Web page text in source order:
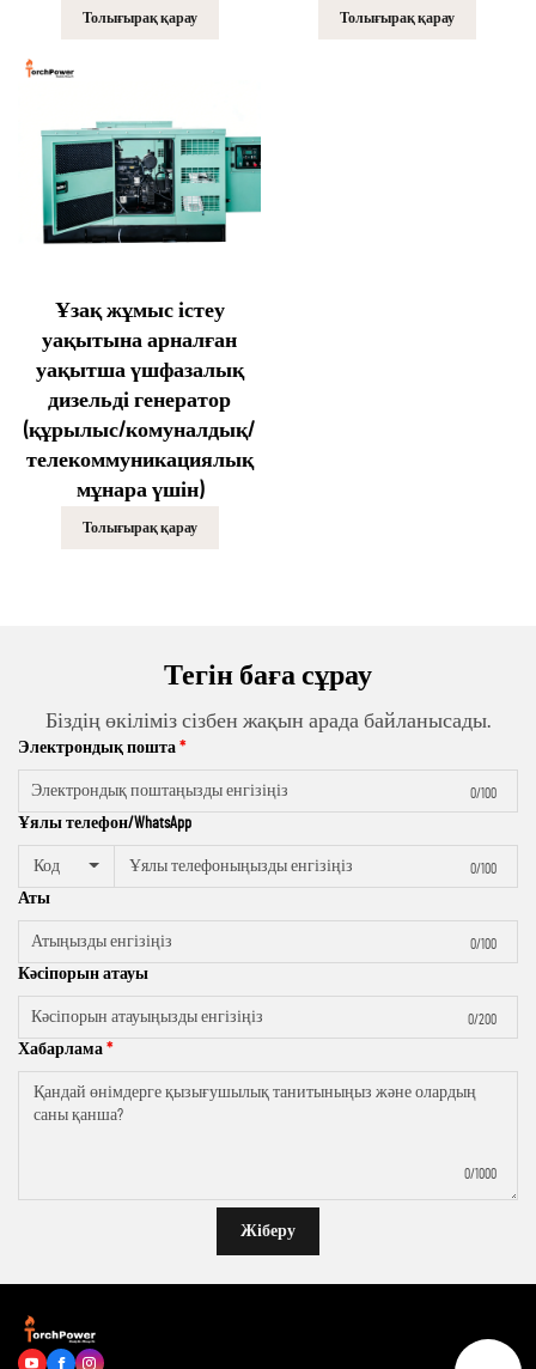
Толығырақ қарау Толығырақ қарау
Ұзақ жұмыс істеу
уақытына арналған
уақытша үшфазалық
дизельді генератор
(құрылыс/комуналдық/
телекоммуникациялық
мұнара үшін)
Толығырақ қарау
Тегін баға сұрау
Біздің өкіліміз сізбен жақын арада байланысады.
Электрондық пошта
0/100
Ұялы телефон/WhatsApp
Код 0/100
Аты
0/100
Кәсіпорын атауы
0/200
Хабарлама
0/1000
Жіберу